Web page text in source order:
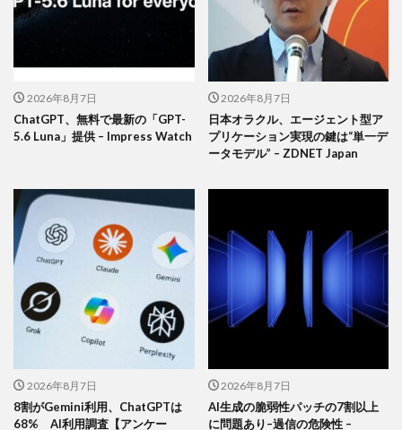
2026年8月7日
ChatGPT、無料で最新の「GPT-
5.6 Luna」提供 – Impress Watch
2026年8月7日
日本オラクル、エージェント型ア
プリケーション実現の鍵は“単一デ
ータモデル” – ZDNET Japan
2026年8月7日
8割がGemini利用、ChatGPTは
68% AI利用調査【アンケー
2026年8月7日
AI生成の脆弱性パッチの7割以上
に問題あり–過信の危険性 –